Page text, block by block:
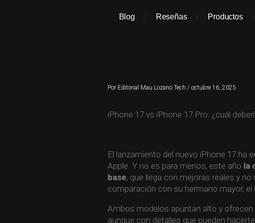
Blog Reseñas Productos
Por Editorial Mau Lozano Tech/octubre 16, 2025
iPhone 17 vs iPhone 17 Pro: ¿cuál
El lanzamiento del nuevo iPhone 17 ha
Apple. Y no es para menos, este año la
base, que llega con mejoras reales y
comparación con su hermano mayor,
Ambos modelos apuntan alto y ofrecen
aunque con detalles que pueden